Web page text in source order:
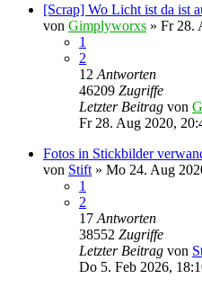
[Scrap] Wo Licht ist da ist
von Gimplyworxs » Fr 28.
1
2
12 Antworten
46209 Zugriffe
Letzter Beitrag von
Fr 28. Aug 2020,
Fotos in Stickbilder
von Stift » Mo 24. Aug
1
2
17 Antworten
38552 Zugriffe
Letzter Beitrag von
Do 5. Feb 2026,